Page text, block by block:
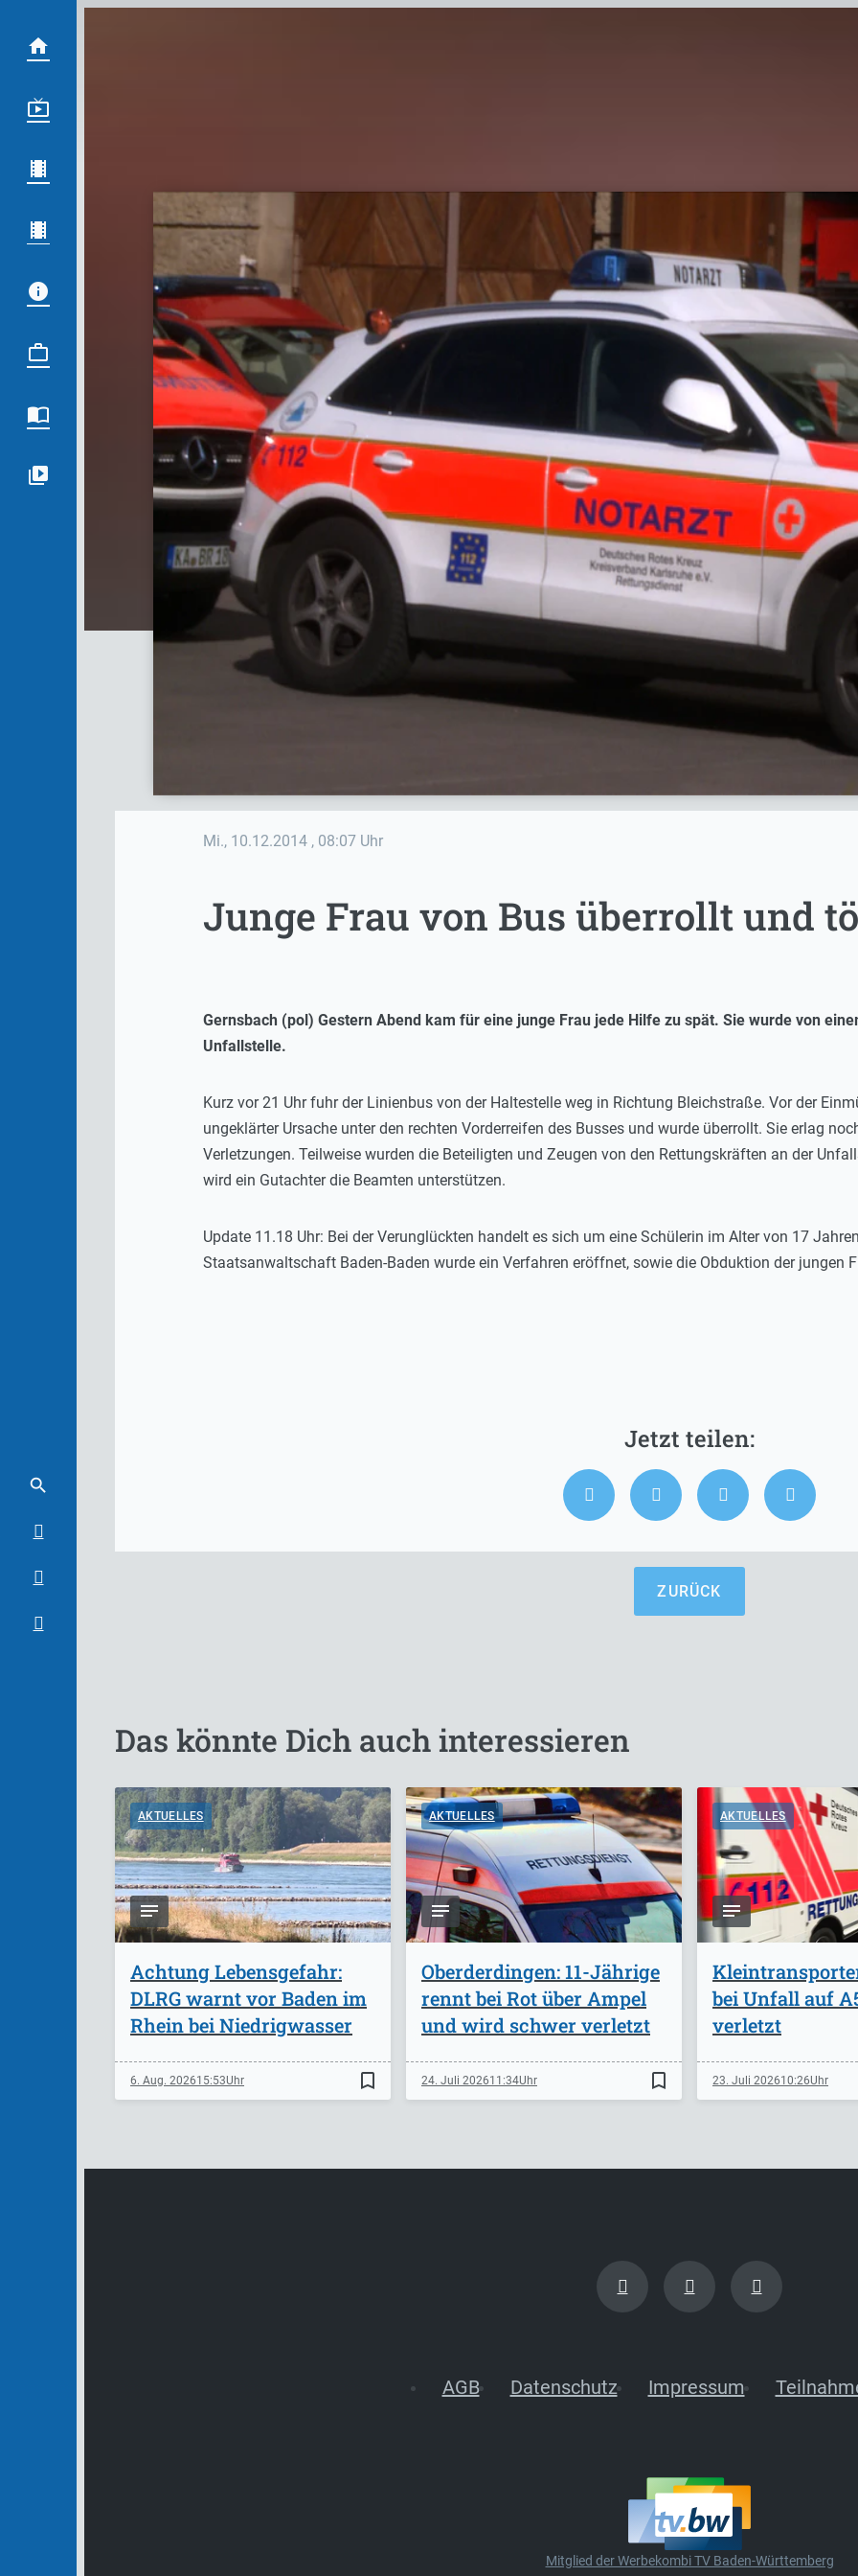
Mi., 10.12.2014 , 08:07 Uhr
Junge Frau von Bus überrollt und
Gernsbach (pol) Gestern Abend kam für eine junge Frau jede Hilfe zu spät. Sie wurde von
Unfallstelle.
Kurz vor 21 Uhr fuhr der Linienbus von der Haltestelle weg in Richtung Bleichstraße. Vor der
ungeklärter Ursache unter den rechten Vorderreifen des Busses und wurde überrollt. Sie erlag
Verletzungen. Teilweise wurden die Beteiligten und Zeugen von den Rettungskräften an der
wird ein Gutachter die Beamten unterstützen.
Update 11.18 Uhr: Bei der Verunglückten handelt es sich um eine Schülerin im Alter von 17
Staatsanwaltschaft Baden-Baden wurde ein Verfahren eröffnet, sowie die Obduktion der jungen
ZURÜCK
Das könnte Dich auch interessieren
AKTUELLES
Achtung Lebensgefahr:
DLRG warnt vor Baden im
Rhein bei Niedrigwasser
6. Aug. 202615:53 bookmark_border
AKTUELLES
Oberderdingen: 11-Jährige
rennt bei Rot über Ampel
und wird schwer verletzt
24. Juli 202611:34 bookmark_border
AKTUELLES
bei Unfall auf
verletzt
23. Juli 202610:26
AGB Datenschutz Impressum
Mitglied der Werbekombi TV Baden-Württemberg